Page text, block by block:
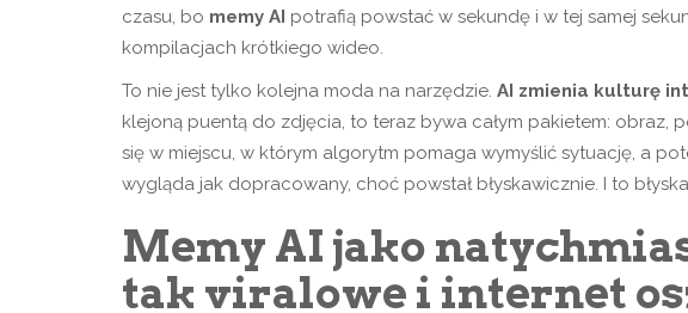
czasu, bo memy AI potrafią powstać w sekundę i w tej samej
kompilacjach krótkiego wideo.
To nie jest tylko kolejna moda na narzędzie. AI zmienia kulturę
klejoną puentą do zdjęcia, to teraz bywa całym pakietem: obraz,
się w miejscu, w którym algorytm pomaga wymyślić sytuację, a
wygląda jak dopracowany, choć powstał błyskawicznie. I to
Memy AI jako
tak viralowe i internet